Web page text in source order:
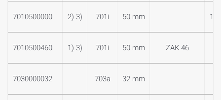
7010500000 2) 3) 701i 50 mm 1
7010500460 1) 3) 701i 50 mm ZAK 46
7030000032 703a 32 mm